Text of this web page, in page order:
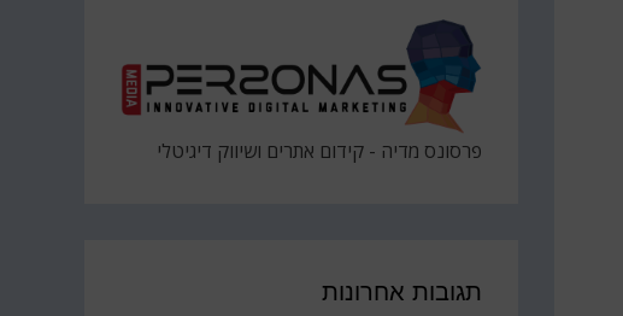
פרסונס מדיה - קידום אתרים ושיווק דיגיטלי
תגובות אחרונות